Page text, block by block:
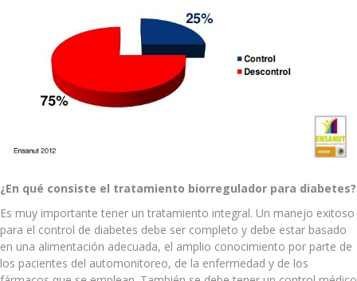
¿En qué consiste el tratamiento biorregulador para diabetes?
Es muy importante tener un tratamiento integral. Un manejo exitoso
para el control de diabetes debe ser completo y debe estar basado
en una alimentación adecuada, el amplio conocimiento por parte de
los pacientes del automonitoreo, de la enfermedad y de los